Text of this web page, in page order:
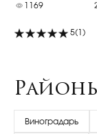
1169
5(1)
Виноградарь